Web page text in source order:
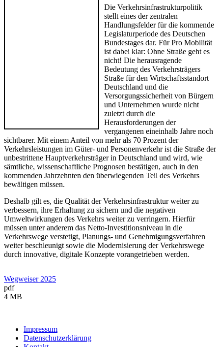
Die Verkehrsinfrastrukturpolitik
stellt eines der zentralen
Handlungsfelder für die kommende
Legislaturperiode des Deutschen
Bundestages dar. Für Pro Mobilität
ist dabei klar: Ohne Straße geht es
nicht! Die herausragende
Bedeutung des Verkehrsträgers
Straße für den Wirtschaftsstandort
Deutschland und die
Versorgungssicherheit von Bürgern
und Unternehmen wurde nicht
zuletzt durch die
Herausforderungen der
vergangenen eineinhalb Jahre noch
sichtbarer. Mit einem Anteil von mehr als 70 Prozent der
Verkehrsleistungen im Güter- und Personenverkehr ist die Straße der
unbestrittene Hauptverkehrsträger in Deutschland und wird, wie
sämtliche, wissenschaftliche Prognosen bestätigen, auch in den
kommenden Jahrzehnten den überwiegenden Teil des Verkehrs
bewältigen müssen.
Deshalb gilt es, die Qualität der Verkehrsinfrastruktur weiter zu
verbessern, ihre Erhaltung zu sichern und die negativen
Umweltwirkungen des Verkehrs weiter zu verringern. Hierfür
müssen unter anderem das Netto-Investitionsniveau in die
Verkehrswege verstetigt, Planungs- und Genehmigungsverfahren
weiter beschleunigt sowie die Modernisierung der Verkehrswege
durch innovative, digitale Konzepte vorangetrieben werden.
Wegweiser 2025
pdf
4 MB
Impressum
Datenschutzerklärung